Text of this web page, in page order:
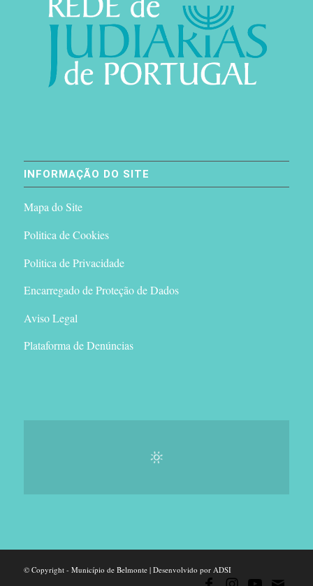
INFORMAÇÃO DO SITE
Mapa do Site
Politica de Cookies
Politica de Privacidade
Encarregado de Proteção de Dados
Aviso Legal
Plataforma de Denúncias
© Copyright - Município de Belmonte | Desenvolvido por ADSI